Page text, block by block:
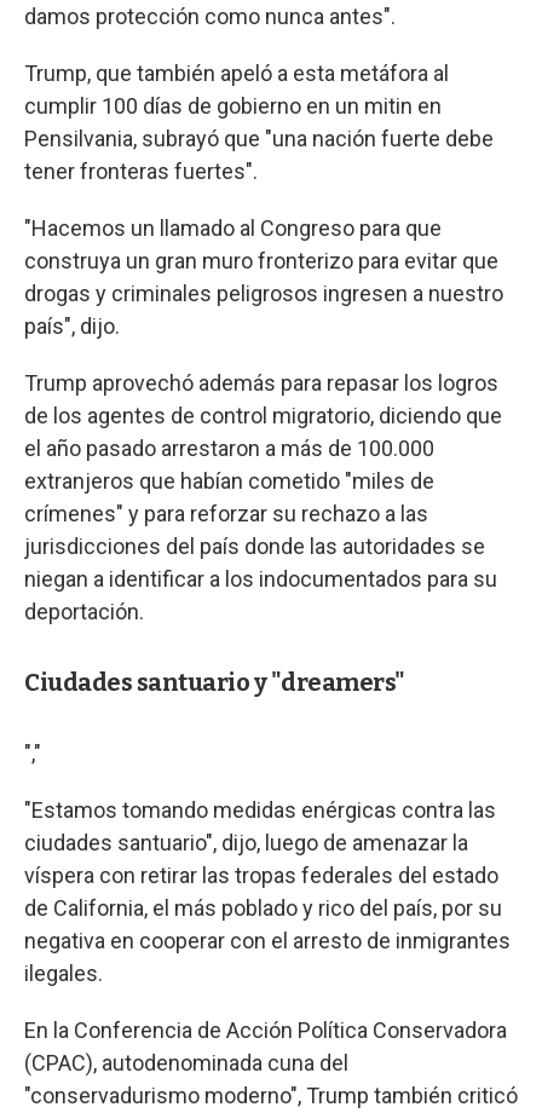
damos protección como nunca antes".
Trump, que también apeló a esta metáfora al
cumplir 100 días de gobierno en un mitin en
Pensilvania, subrayó que "una nación fuerte debe
tener fronteras fuertes".
"Hacemos un llamado al Congreso para que
construya un gran muro fronterizo para evitar que
drogas y criminales peligrosos ingresen a nuestro
país", dijo.
Trump aprovechó además para repasar los logros
de los agentes de control migratorio, diciendo que
el año pasado arrestaron a más de 100.000
extranjeros que habían cometido "miles de
crímenes" y para reforzar su rechazo a las
jurisdicciones del país donde las autoridades se
niegan a identificar a los indocumentados para su
deportación.
Ciudades santuario y "dreamers"
","
"Estamos tomando medidas enérgicas contra las
ciudades santuario", dijo, luego de amenazar la
víspera con retirar las tropas federales del estado
de California, el más poblado y rico del país, por su
negativa en cooperar con el arresto de inmigrantes
ilegales.
En la Conferencia de Acción Política Conservadora
(CPAC), autodenominada cuna del
"conservadurismo moderno", Trump también criticó